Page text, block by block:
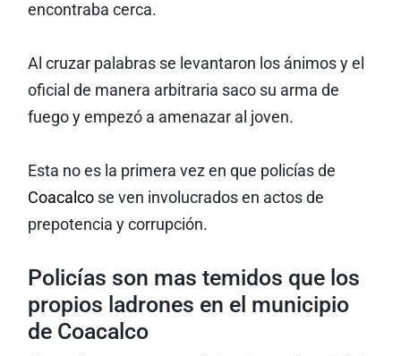
encontraba cerca.
Al cruzar palabras se levantaron los ánimos y el
oficial de manera arbitraria saco su arma de
fuego y empezó a amenazar al joven.
Esta no es la primera vez en que policías de
Coacalco se ven involucrados en actos de
prepotencia y corrupción.
Policías son mas temidos que los
propios ladrones en el municipio
de Coacalco